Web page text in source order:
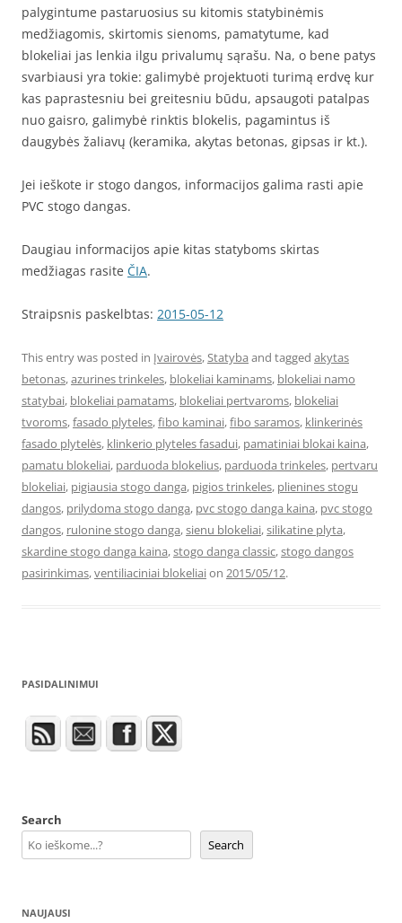
palygintume pastaruosius su kitomis statybinėmis
medžiagomis, skirtomis sienoms, pamatytume, kad
blokeliai jas lenkia ilgu privalumų sąrašu. Na, o bene patys
svarbiausi yra tokie: galimybė projektuoti turimą erdvę kur
kas paprastesniu bei greitesniu būdu, apsaugoti patalpas
nuo gaisro, galimybė rinktis blokelis, pagamintus iš
daugybės žaliavų (keramika, akytas betonas, gipsas ir kt.).
Jei ieškote ir stogo dangos, informacijos galima rasti apie
PVC stogo dangas.
Daugiau informacijos apie kitas statyboms skirtas
medžiagas rasite ČIA.
Straipsnis paskelbtas: 2015-05-12
This entry was posted in Įvairovės,Statyba and tagged akytas
betonas,azurines trinkeles, blokeliai kaminams, blokeliai namo
statybai, blokeliai pamatams, blokeliai pertvaroms, blokeliai
tvoroms,fasado plyteles,fibo kaminai,fibo saramos, klinkerinės
fasado plytelės, klinkerio plyteles fasadui, pamatiniai blokai kaina,
pamatu blokeliai, parduoda blokelius, parduoda trinkeles, pertvaru
blokeliai, pigiausia stogo danga, pigios trinkeles, plienines stogu
dangos, prilydoma stogo danga, pvc stogo danga kaina, pvc stogo
dangos, rulonine stogo danga,sienu blokeliai,silikatine plyta,
skardine stogo danga kaina,stogo danga classic,stogo dangos
pasirinkimas,ventiliaciniai blokeliaion 2015/05/12.
PASIDALINIMUI
Search
Search
NAUJAUSI